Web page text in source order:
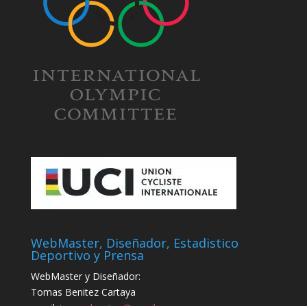
WebMaster, Diseñador, Estadistico
Deportivo y Prensa
WebMaster y Diseñador:
Tomas Benitez Cartaya